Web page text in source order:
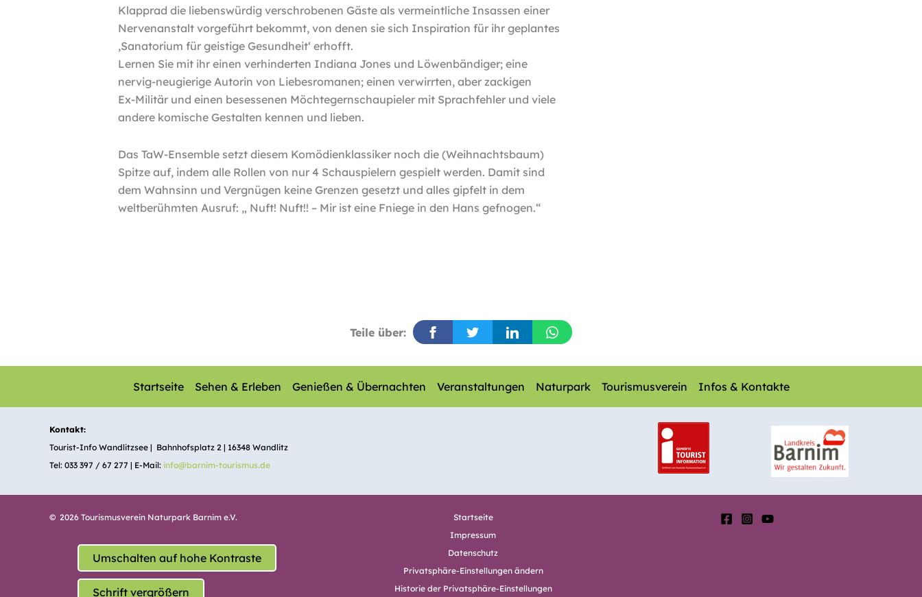
Klapprad die liebenswürdig verschrobenen Gäste als vermeintliche Insassen einer
Nervenanstalt vorgeführt bekommt, von denen sie sich Inspiration für ihr geplantes
‚Sanatorium für geistige Gesundheit‘ erhofft.
Lernen Sie mit ihr einen verhinderten Indiana Jones und Löwenbändiger; eine
nervig-neugierige Autorin von Liebesromanen; einen verwirrten, aber zackigen
Ex-Militär und einen besessenen Möchtegernschaupieler mit Sprachfehler und viele
andere komische Gestalten kennen und lieben.
Das TaW-Ensemble setzt diesem Komödienklassiker noch die (Weihnachtsbaum)
Spitze auf, indem alle Rollen von nur 4 Schauspielern gespielt werden. Damit sind
dem Wahnsinn und Vergnügen keine Grenzen gesetzt und alles gipfelt in dem
weltberühmten Ausruf: „ Nuft! Nuft!! – Mir ist eine Fniege in den Hans gefnogen.“
Teile über:
Startseite Sehen & Erleben Genießen & Übernachten Veranstaltungen Naturpark Tourismusverein Infos & Kontakte
Kontakt:
Tourist-Info Wandlitzsee | Bahnhofsplatz 2 | 16348 Wandlitz
Tel: 033 397 / 67 277 | E-Mail: info@barnim-tourismus.de
© 2026 Tourismusverein Naturpark Barnim e.V.
Umschalten auf hohe Kontraste
Schrift vergrößern
Startseite
Impressum
Datenschutz
Privatsphäre-Einstellungen ändern
Historie der Privatsphäre-Einstellungen